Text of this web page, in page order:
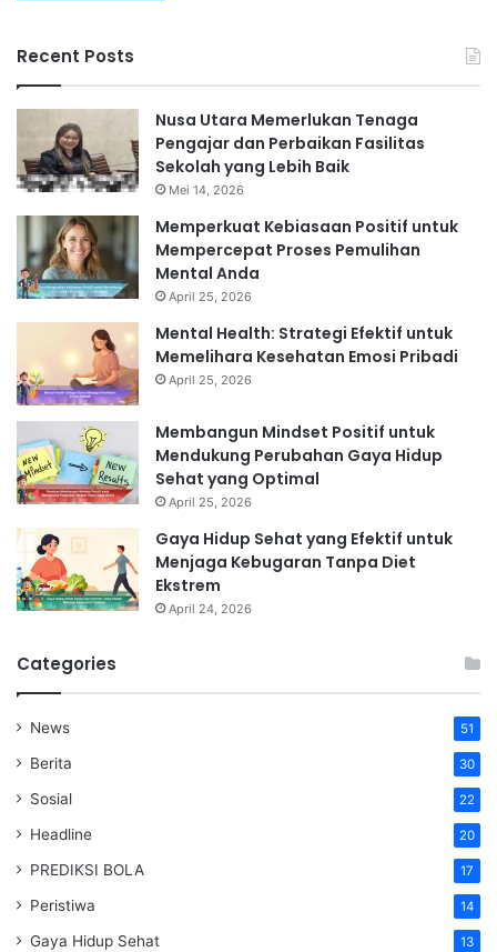
Recent Posts
Nusa Utara Memerlukan Tenaga
Pengajar dan Perbaikan Fasilitas
Sekolah yang Lebih Baik
Mei 14, 2026
Memperkuat Kebiasaan Positif untuk
Mempercepat Proses Pemulihan
Mental Anda
April 25, 2026
Mental Health: Strategi Efektif untuk
Memelihara Kesehatan Emosi Pribadi
April 25, 2026
Membangun Mindset Positif untuk
Mendukung Perubahan Gaya Hidup
Sehat yang Optimal
April 25, 2026
Gaya Hidup Sehat yang Efektif untuk
Menjaga Kebugaran Tanpa Diet
Ekstrem
April 24, 2026
Categories
News 51
Berita 30
Sosial 22
Headline 20
PREDIKSI BOLA 17
Peristiwa 14
Gaya Hidup Sehat 13